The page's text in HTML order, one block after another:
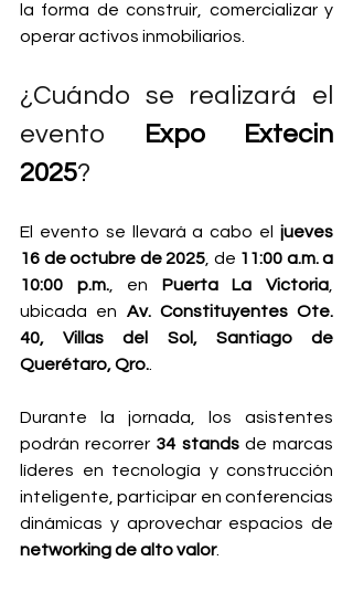
la forma de construir, comercializar y
operar activos inmobiliarios.
¿Cuándo se realizará el
evento
Expo Extecin
2025?
El evento se llevará a cabo el jueves
16 de octubre de 2025 , de 11:00 a.m. a
10:00 p.m., en Puerta La Victoria
ubicada en Av. Constituyentes Ote.
40, Villas del Sol, Santiago de
Querétaro, Qro.
Durante la jornada, los asistentes
podrán recorrer 34 stands de marcas
líderes en tecnología y construcción
inteligente, participar en conferencias
networking de alto valor.